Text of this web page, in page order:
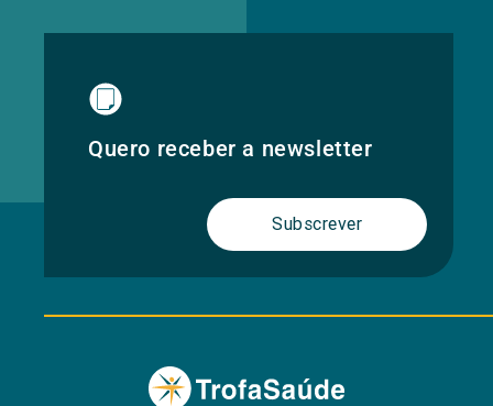
Quero receber a newsletter
Subscrever